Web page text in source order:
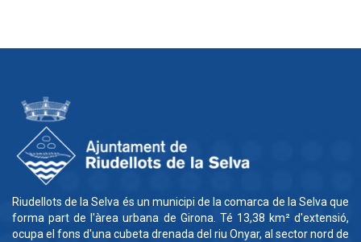
Riudellots de la Selva és un municipi de la comarca de la Selva que
forma part de l'àrea urbana de Girona. Té 13,38 km² d'extensió,
ocupa el fons d'una cubeta drenada del riu Onyar, al sector nord de